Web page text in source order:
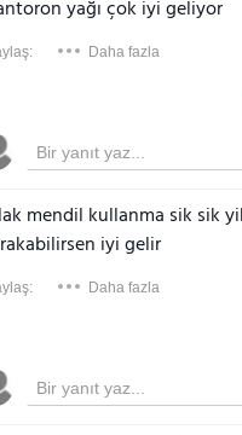
yağı çok iyi geliyor
Daha fazla
mendil kullanma sik sik
iyi gelir
Daha fazla